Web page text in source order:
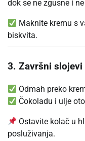
dok se ne zgusne i
Maknite kremu s
biskvita.
3. Završni slojevi
Odmah preko
Čokoladu i ulje
Ostavite kolač u
posluživanja.